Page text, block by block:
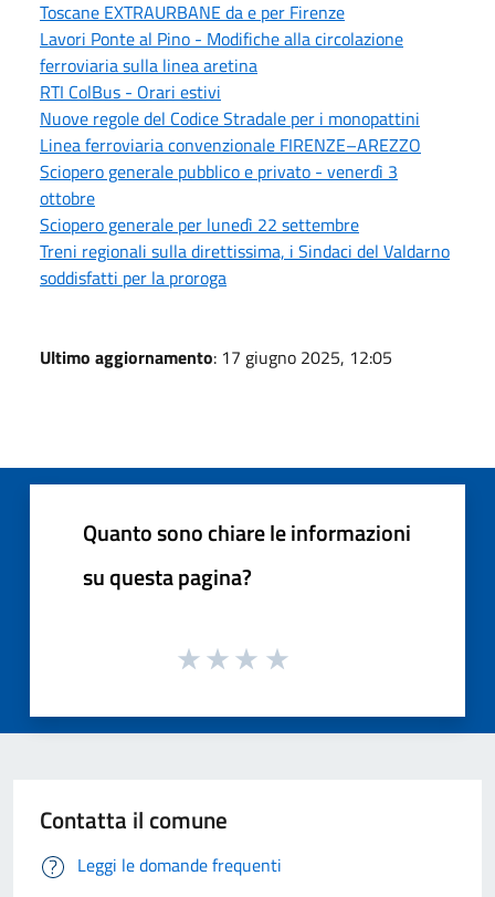
Toscane EXTRAURBANE da e per Firenze
Lavori Ponte al Pino - Modifiche alla circolazione
ferroviaria sulla linea aretina
RTI ColBus - Orari estivi
Nuove regole del Codice Stradale per i monopattini
Linea ferroviaria convenzionale FIRENZE–AREZZO
Sciopero generale pubblico e privato - venerdì 3
ottobre
Sciopero generale per lunedì 22 settembre
Treni regionali sulla direttissima, i Sindaci del Valdarno
soddisfatti per la proroga
Ultimo aggiornamento: 17 giugno 2025, 12:05
Quanto sono chiare le informazioni
su questa pagina?
Contatta il comune
Leggi le domande frequenti